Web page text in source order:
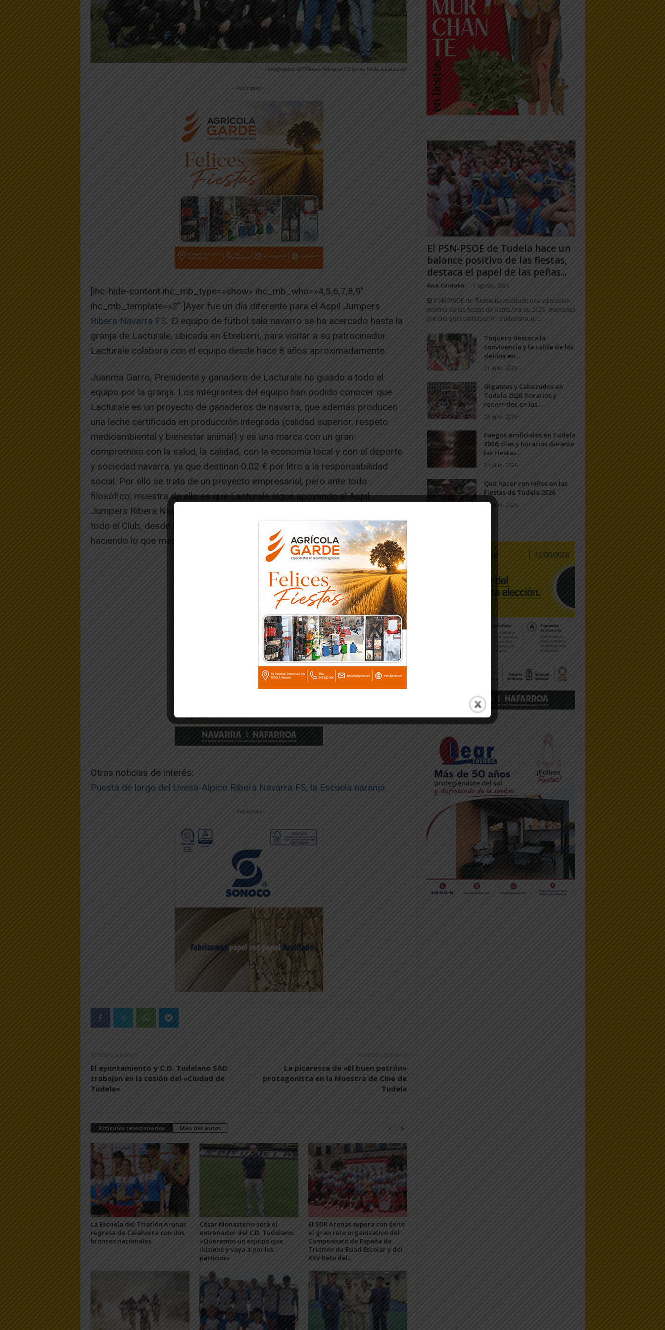
Integrantes del Ribera Navarra FS en su visita a Lacturale
-- Publicidad --
[ihc-hide-content ihc_mb_type=»show» ihc_mb_who=»4,5,6,7,8,9″
ihc_mb_template=»2″ ]Ayer fue un día diferente para el Aspil Jumpers
Ribera Navarra FS. El equipo de fútbol sala navarro se ha acercado hasta la
granja de Lacturale, ubicada en Etxeberri, para visitar a su patrocinador.
Lacturale colabora con el equipo desde hace 8 años aproximadamente.
Juanma Garro, Presidente y ganadero de Lacturale ha guiado a todo el
equipo por la granja. Los integrantes del equipo han podido conocer que
Lacturale es un proyecto de ganaderos de navarra, que además producen
una leche certificada en producción integrada (calidad superior, respeto
medioambiental y bienestar animal) y es una marca con un gran
compromiso con la salud, la calidad, con la economía local y con el deporte
y sociedad navarra, ya que destinan 0.02 € por litro a la responsabilidad
social. Por ello se trata de un proyecto empresarial, pero ante todo
filosófico; muestra de ello es que Lacturale sigue apoyando al Aspil
Jumpers Ribera Navarra FS de la capital Ribera para que los jugadores de
todo el Club, desde los más pequeños hasta los mayores, puedan seguir
haciendo lo que más les gusta, jugar al fútbol sala.[/ihc-hide-content]
Otras noticias de interés:
Puesta de largo del Uvesa-Alpico Ribera Navarra FS, la Escuela naranja
-- Publicidad --
Artículo anterior
El ayuntamiento y C.D. Tudelano SAD
trabajan en la cesión del «Ciudad de
Tudela»
Artículo siguiente
La picaresca de «El buen patrón»
protagonista en la Muestra de Cine de
Tudela
Artículos relacionados Más del autor
La Escuela del Triatlón Arenas
regresa de Calahorra con dos
bronces nacionales
César Monasterio será el
entrenador del C.D. Tudelano:
«Queremos un equipo que
ilusione y vaya a por los
partidos»
El SDR Arenas supera con éxito
el gran reto organizativo del
Campeonato de España de
Triatlón de Edad Escolar y del
XXV Reto del...
El PSN-PSOE de Tudela hace un
balance positivo de las fiestas,
destaca el papel de las peñas...
Ana Córdoba - 1 agosto, 2026
El PSN-PSOE de Tudela ha realizado una valoración
positiva de las fiestas de Santa Ana de 2026, marcadas
por una gran participación ciudadana, un...
Toquero destaca la
convivencia y la caída de los
delitos en...
31 julio, 2026
Gigantes y Cabezudos en
Tudela 2026: horarios y
recorridos en las...
25 julio, 2026
Fuegos artificiales en Tudela
2026: días y horarios durante
las Fiestas...
24 julio, 2026
Qué hacer con niños en las
Fiestas de Tudela 2026
23 julio, 2026